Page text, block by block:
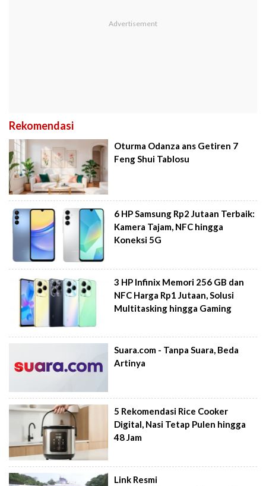
Rekomendasi
Oturma Odanza ans Getiren 7
Feng Shui Tablosu
6 HP Samsung Rp2 Jutaan Terbaik:
Kamera Tajam, NFC hingga
Koneksi 5G
3 HP Infinix Memori 256 GB dan
NFC Harga Rp1 Jutaan, Solusi
Multitasking hingga Gaming
Suara.com - Tanpa Suara, Beda
Artinya
5 Rekomendasi Rice Cooker
Digital, Nasi Tetap Pulen hingga
48 Jam
Link Resmi